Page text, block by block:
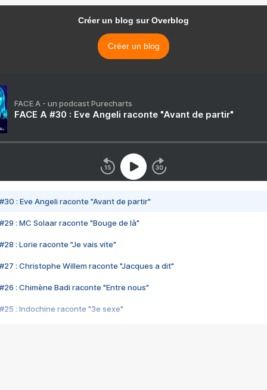
Créer un blog sur Overblog
Créer un blog
FACE A - un podcast Purecharts
FACE A #30 : Eve Angeli raconte "Avant de partir"
#30 : Eve Angeli raconte "Avant de partir"
#29 : MC Solaar raconte "Bouge de là"
#28 : Lorie raconte "Je vais vite"
#27 : Christophe Willem raconte "Jacques a dit"
#26 : Chimène Badi raconte "Entre nous"
#25 : Indochine raconte "3e sexe"